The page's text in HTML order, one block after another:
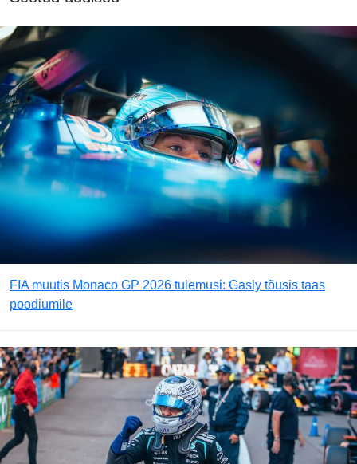
FIA muutis Monaco GP 2026 tulemusi: Gasly tõusis taas
poodiumile